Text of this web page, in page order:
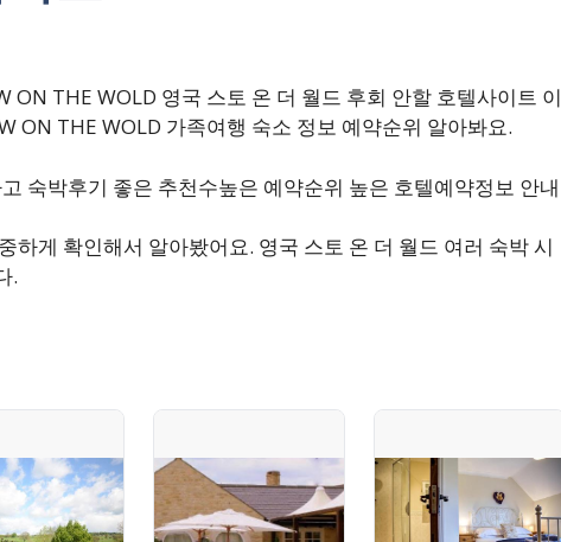
ON THE WOLD 영국 스토 온 더 월드 후회 안할 호텔사이트 이
ON THE WOLD 가족여행 숙소 정보 예약순위 알아봐요.
숙박후기 좋은 추천수높은 예약순위 높은 호텔예약정보 안내
하게 확인해서 알아봤어요. 영국 스토 온 더 월드 여러 숙박 시
.